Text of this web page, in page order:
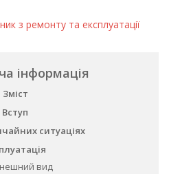
з ремонту та експлуатації
інформація
Зміст
Вступ
ситуаціях
вид